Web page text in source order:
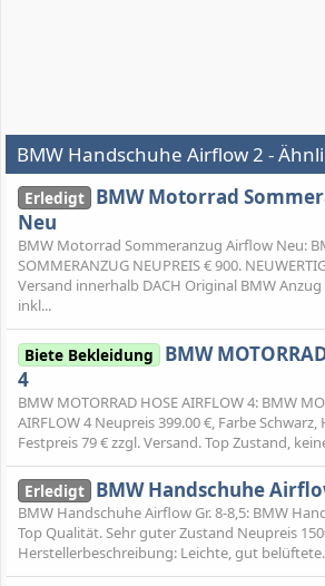
BMW Handschuhe Airflow 2 -
Erledigt BMW Motorrad
Neu
BMW Motorrad Sommeranzug Airflow Neu:
SOMMERANZUG NEUPREIS € 900.
Versand innerhalb DACH Original BMW
inkl...
Biete Bekleidung BMW
4
BMW MOTORRAD HOSE AIRFLOW 4: BMW
AIRFLOW 4 Neupreis 399.00 €, Farbe Schwarz,
Festpreis 79 € zzgl. Versand. Top Zustand,
Erledigt BMW Handschuhe
BMW Handschuhe Airflow Gr. 8-8,5: BMW
Top Qualität. Sehr guter Zustand Neupreis
Herstellerbeschreibung: Leichte, gut